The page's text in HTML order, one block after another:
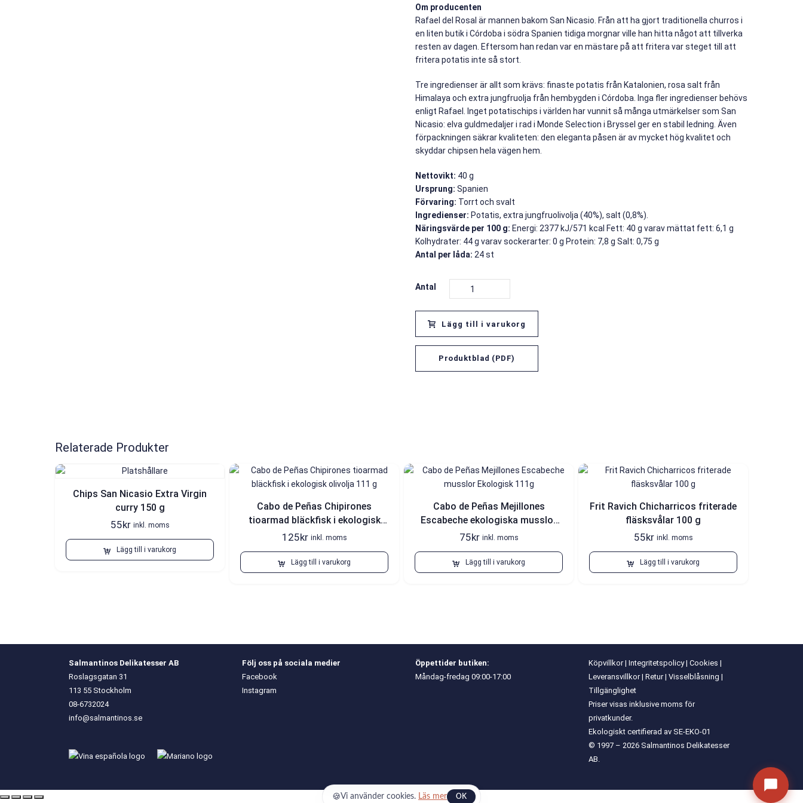
Om producenten
Rafael del Rosal är mannen bakom San Nicasio. Från att ha gjort traditionella churros i
en liten butik i Córdoba i södra Spanien tidiga morgnar ville han hitta något att tillverka
resten av dagen. Eftersom han redan var en mästare på att fritera var steget till att
fritera potatis inte så stort.
Tre ingredienser är allt som krävs: finaste potatis från Katalonien, rosa salt från
Himalaya och extra jungfruolja från hembygden i Córdoba. Inga fler ingredienser behövs
enligt Rafael. Inget potatischips i världen har vunnit så många utmärkelser som San
Nicasio: elva guldmedaljer i rad i Monde Selection i Bryssel ger en stabil ledning. Även
förpackningen säkrar kvaliteten: den eleganta påsen är av mycket hög kvalitet och
skyddar chipsen hela vägen hem.
Nettovikt: 40 g
Ursprung: Spanien
Förvaring: Torrt och svalt
Ingredienser: Potatis, extra jungfruolivolja (40%), salt (0,8%).
Näringsvärde per 100 g: Energi: 2377 kJ/571 kcal Fett: 40 g varav mättat fett: 6,1 g
Kolhydrater: 44 g varav sockerarter: 0 g Protein: 7,8 g Salt: 0,75 g
Antal per låda: 24 st
Antal
Lägg till i varukorg
Produktblad (PDF)
Relaterade Produkter
Chips San Nicasio Extra Virgin
curry 150 g
55kr inkl. moms
Lägg till i varukorg
Cabo de Peñas Chipirones
tioarmad bläckfisk i ekologisk
olivolja 111 g
125kr inkl. moms
Lägg till i varukorg
Cabo de Peñas Mejillones
Escabeche ekologiska musslor
111 g
75kr inkl. moms
Lägg till i varukorg
Frit Ravich Chicharricos friterade
fläsksvålar 100 g
55kr inkl. moms
Lägg till i varukorg
Salmantinos Delikatesser AB
Roslagsgatan 31
113 55 Stockholm
08-6732024
info@salmantinos.se
Följ oss på sociala medier
Facebook
Instagram
Öppettider butiken:
Måndag-fredag 09:00-17:00
Köpvillkor|Integritetspolicy|Cookies |
Leveransvillkor|Retur|Visselblåsning |
Tillgänglighet
Priser visas inklusive moms för
privatkunder.
Ekologiskt certifierad av SE-EKO-01
© 1997 – 2026 Salmantinos Delikatesser
AB.
🍪Vi använder cookies. Läs mer OK